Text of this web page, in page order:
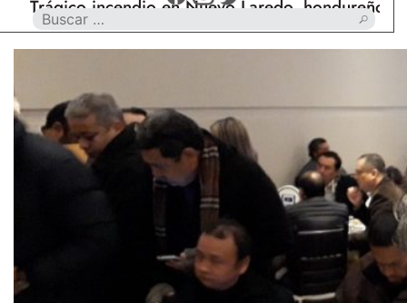
incendio en Nuevo Laredo, hondureño muere